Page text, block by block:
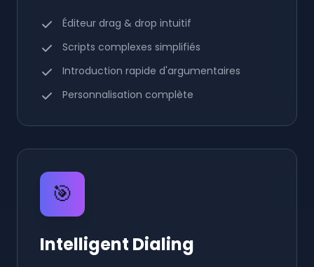
Éditeur drag & drop intuitif
Scripts complexes simplifiés
Introduction rapide d'argumentaires
Personnalisation complète
🎯
Intelligent Dialing